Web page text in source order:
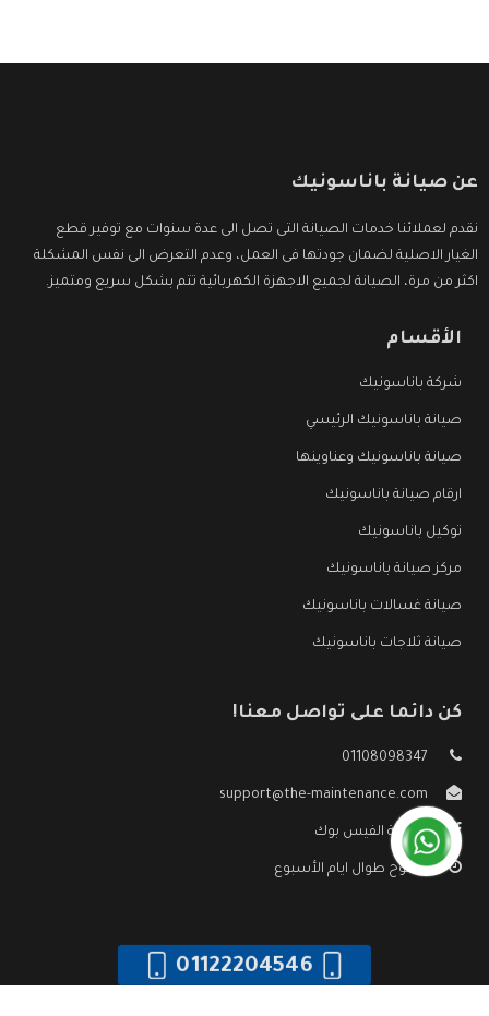
عن صيانة باناسونيك
نقدم لعملائنا خدمات الصيانة التى تصل الى عدة سنوات مع توفير قطع
الغيار الاصلية لضمان جودتها فى العمل، وعدم التعرض الى نفس المشكلة
اكثر من مرة، الصيانة لجميع الاجهزة الكهربائية تتم بشكل سريع ومتميز.
الأقسام
شركة باناسونيك
صيانة باناسونيك الرئيسي
صيانة باناسونيك وعناوينها
ارقام صيانة باناسونيك
توكيل باناسونيك
مركز صيانة باناسونيك
صيانة غسالات باناسونيك
صيانة ثلاجات باناسونيك
كن دائما على تواصل معنا!
01108098347
support@the-maintenance.com
صفحة الفيس بوك
مفتوح طوال ايام الأسبوع
01122204546